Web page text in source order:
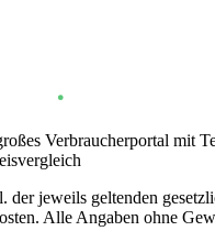
Verbraucherportal mit
der jeweils geltenden
Alle Angaben ohne